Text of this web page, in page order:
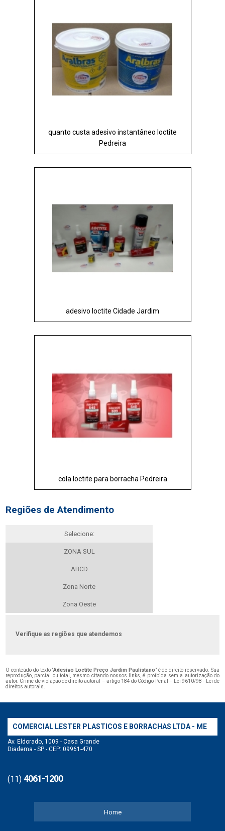
quanto custa adesivo instantâneo loctite
Pedreira
adesivo loctite Cidade Jardim
cola loctite para borracha Pedreira
Regiões de Atendimento
Selecione:
ZONA SUL
ABCD
Zona Norte
Zona Oeste
Verifique as regiões que atendemos
O conteúdo do texto "Adesivo Loctite Preço Jardim Paulistano" é de direito reservado. Sua
reprodução, parcial ou total, mesmo citando nossos links, é proibida sem a autorização do
autor. Crime de violação de direito autoral – artigo 184 do Código Penal – Lei 9610/98 - Lei de
direitos autorais.
COMERCIAL LESTER PLASTICOS E BORRACHAS LTDA - ME
Av. Eldorado, 1009 - Casa Grande
Diadema - SP - CEP: 09961-470
(11) 4061-1200
Home